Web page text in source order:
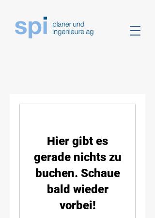
Hier gibt es
gerade nichts zu
buchen. Schaue
bald wieder
vorbei!